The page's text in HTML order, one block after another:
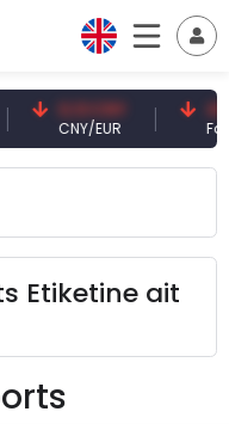
0,13 CNY
CNY/EUR Faiz
Etiketine ait